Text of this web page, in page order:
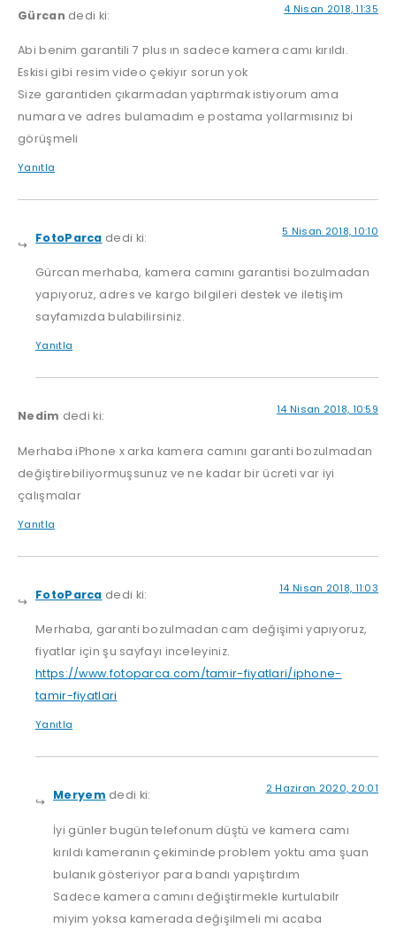
Gürcan dedi ki: 4 Nisan 2018, 11:35
Abi benim garantili 7 plus ın sadece kamera camı kırıldı.
Eskisi gibi resim video çekiyır sorun yok
Size garantiden çıkarmadan yaptırmak istiyorum ama
numara ve adres bulamadım e postama yollarmısınız bi
görüşmeli
Yanıtla
FotoParca dedi ki: 5 Nisan 2018, 10:10
Gürcan merhaba, kamera camını garantisi bozulmadan
yapıyoruz, adres ve kargo bilgileri destek ve iletişim
sayfamızda bulabilirsiniz.
Yanıtla
Nedim dedi ki: 14 Nisan 2018, 10:59
Merhaba iPhone x arka kamera camını garanti bozulmadan
değiştirebiliyormuşsunuz ve ne kadar bir ücreti var iyi
çalışmalar
Yanıtla
FotoParca dedi ki: 14 Nisan 2018, 11:03
Merhaba, garanti bozulmadan cam değişimi yapıyoruz,
fiyatlar için şu sayfayı inceleyiniz.
https://www.fotoparca.com/tamir-fiyatlari/iphone-
tamir-fiyatlari
Yanıtla
Meryem dedi ki: 2 Haziran 2020, 20:01
İyi günler bugün telefonum düştü ve kamera camı
kırıldı kameranın çekiminde problem yoktu ama şuan
bulanık gösteriyor para bandı yapıştırdım
Sadece kamera camını değiştirmekle kurtulabilr
miyim yoksa kamerada değişilmeli mi acaba